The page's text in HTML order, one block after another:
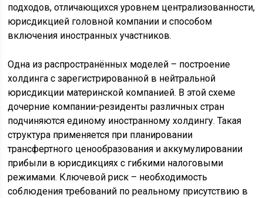
подходов, отличающихся уровнем централизованности,
юрисдикцией головной компании и способом
включения иностранных участников.
Одна из распространённых моделей – построение
холдинга с зарегистрированной в нейтральной
юрисдикции материнской компанией. В этой схеме
дочерние компании-резиденты различных стран
подчиняются единому иностранному холдингу. Такая
структура применяется при планировании
трансфертного ценообразования и аккумулировании
прибыли в юрисдикциях с гибкими налоговыми
режимами. Ключевой риск – необходимость
соблюдения требований по реальному присутствию в